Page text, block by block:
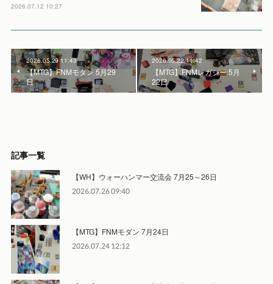
2026.07.12 10:27
2026.05.29 11:43
【MTG】FNMモダン 5月29
日
2026.05.22 11:42
【MTG】FNMレガシー 5月
22日
記事一覧
【WH】ウォーハンマー交流会 7月25～26日
2026.07.26 09:40
【MTG】FNMモダン 7月24日
2026.07.24 12:12